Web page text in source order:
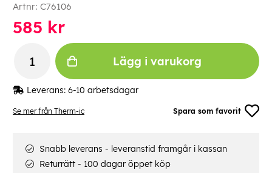
Se mer från Therm-ic Spara som favorit
Artnr: C76106
585 kr
Lägg i varukorg
Leverans: 6-10 arbetsdagar
Snabb leverans - leveranstid framgår i kassan
Returrätt - 100 dagar öppet köp